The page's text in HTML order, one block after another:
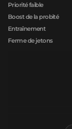
Priorité faible
Boost de la probité
Entraînement
Ferme de jetons